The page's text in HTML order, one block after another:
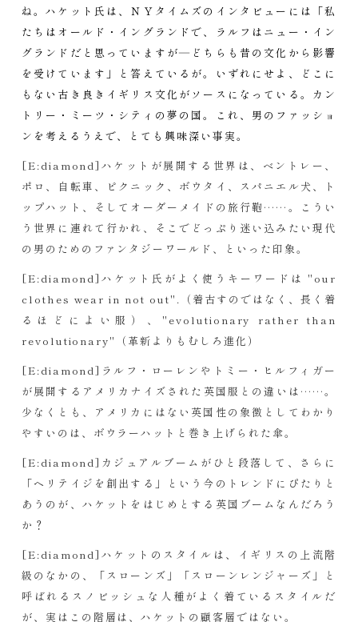
ね。ハケット氏は、ＮＹタイムズのインタビューには「私
たちはオールド・イングランドで、ラルフはニュー・イン
グランドだと思っていますが―どちらも昔の文化から影響
を受けています」と答えているが。いずれにせよ、どこに
もない古き良きイギリス文化がソースになっている。カン
トリー・ミーツ・シティの夢の国。これ、男のファッショ
ンを考えるうえで、とても興味深い事実。
[E:diamond]ハケットが展開する世界は、ベントレー、
ポロ、自転車、ピクニック、ボウタイ、スパニエル犬、ト
ップハット、そしてオーダーメイドの旅行鞄……。こうい
う世界に連れて行かれ、そこでどっぷり迷い込みたい現代
の男のためのファンタジーワールド、といった印象。
[E:diamond]ハケット氏がよく使うキーワードは "our
clothes wear in not out".（着古すのではなく、長く着
るほどによい服）、"evolutionary rather than
revolutionary"（革新よりもむしろ進化）
[E:diamond]ラルフ・ローレンやトミー・ヒルフィガー
が展開するアメリカナイズされた英国服との違いは……。
少なくとも、アメリカにはない英国性の象徴としてわかり
やすいのは、ボウラーハットと巻き上げられた傘。
[E:diamond]カジュアルブームがひと段落して、さらに
「ヘリテイジを創出する」という今のトレンドにぴたりと
あうのが、ハケットをはじめとする英国ブームなんだろう
か？
[E:diamond]ハケットのスタイルは、イギリスの上流階
級のなかの、「スローンズ」「スローンレンジャーズ」と
呼ばれるスノビッシュな人種がよく着ているスタイルだ
が、実はこの階層は、ハケットの顧客層ではない。